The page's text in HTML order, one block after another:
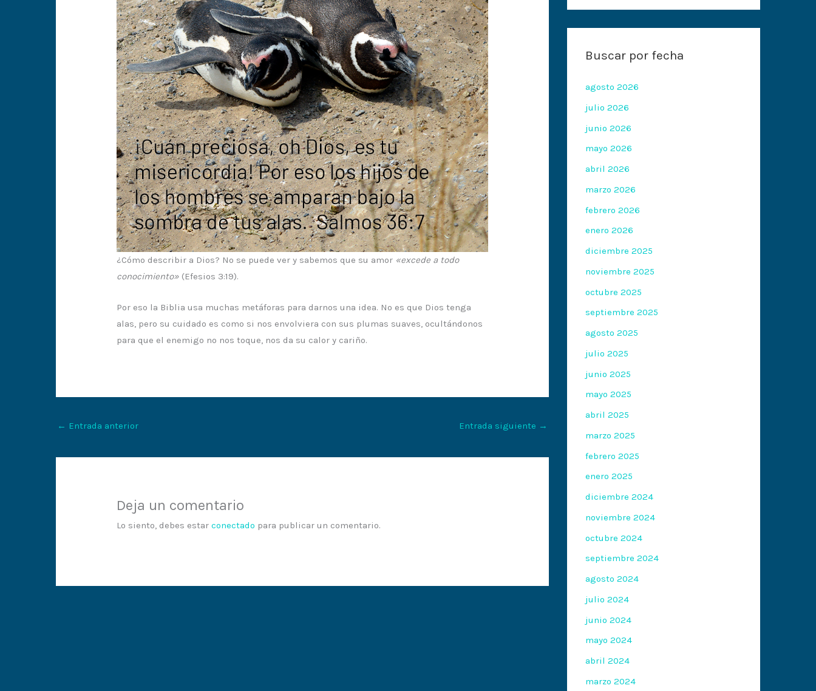
¿Cómo describir a Dios? No se puede ver y sabemos que su amor «excede a todo
conocimiento» (Efesios 3:19).
Por eso la Biblia usa muchas metáforas para darnos una idea. No es que Dios tenga
alas, pero su cuidado es como si nos envolviera con sus plumas suaves, ocultándonos
para que el enemigo no nos toque, nos da su calor y cariño.
← Entrada anterior Entrada siguiente →
Deja un comentario
Lo siento, debes estarconectado para publicar un comentario.
Buscar por fecha
agosto 2026
julio 2026
junio 2026
mayo 2026
abril 2026
marzo 2026
febrero 2026
enero 2026
diciembre 2025
noviembre 2025
octubre 2025
septiembre 2025
agosto 2025
julio 2025
junio 2025
mayo 2025
abril 2025
marzo 2025
febrero 2025
enero 2025
diciembre 2024
noviembre 2024
octubre 2024
septiembre 2024
agosto 2024
julio 2024
junio 2024
mayo 2024
abril 2024
marzo 2024